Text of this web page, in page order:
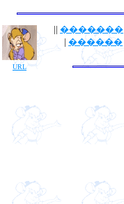
URL
|| �������
| ������